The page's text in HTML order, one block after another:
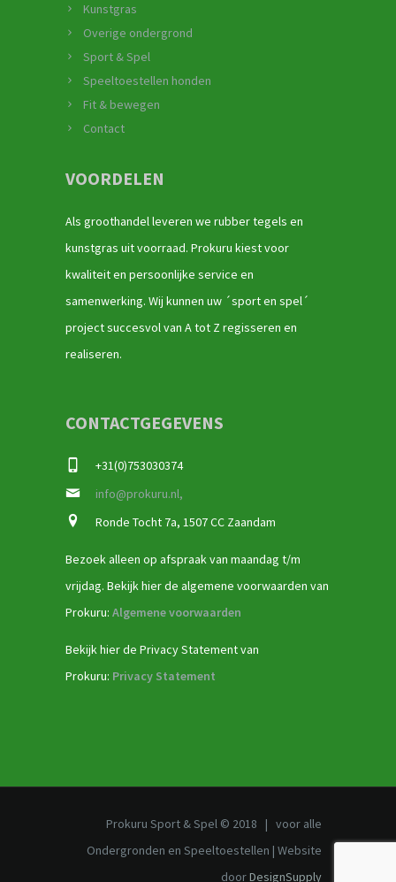
Kunstgras
Overige ondergrond
Sport & Spel
Speeltoestellen honden
Fit & bewegen
Contact
VOORDELEN
Als groothandel leveren we rubber tegels en
kunstgras uit voorraad. Prokuru kiest voor
kwaliteit en persoonlijke service en
samenwerking. Wij kunnen uw ´sport en spel´
project succesvol van A tot Z regisseren en
realiseren.
CONTACTGEGEVENS
+31(0)753030374
info@prokuru.nl,
Ronde Tocht 7a, 1507 CC Zaandam
Bezoek alleen op afspraak van maandag t/m
vrijdag. Bekijk hier de algemene voorwaarden van
Prokuru: Algemene voorwaarden
Bekijk hier de Privacy Statement van
Prokuru: Privacy Statement
Prokuru Sport & Spel © 2018 | voor alle
Ondergronden en Speeltoestellen | Website
doorDesignSupply